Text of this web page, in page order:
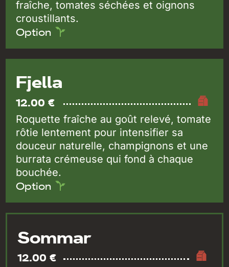
fraîche, tomates séchées et oignons
croustillants.
Option
Fjella
12.00 €
Roquette fraîche au goût relevé, tomate
rôtie lentement pour intensifier sa
douceur naturelle, champignons et une
burrata crémeuse qui fond à chaque
bouchée.
Option
Sommar
12.00 €